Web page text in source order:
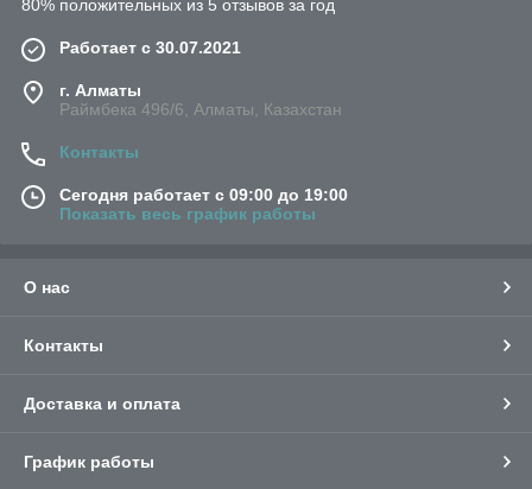
80% положительных из 5 отзывов за год
Работает с 30.07.2021
г. Алматы
Раймбека 496/6, Алматы, Казахстан
Контакты
Сегодня работает с 09:00 до 19:00
Показать весь график работы
О нас
Контакты
Доставка и оплата
График работы